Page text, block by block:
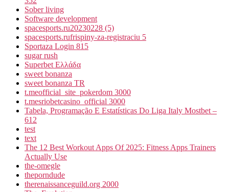
Sober living
Software development
spacesports.ru20230228 (5)
spacesports.rufrispiny-za-registraciu 5
Sportaza Login 815
sugar rush
Superbet Ελλάδα
sweet bonanza
sweet bonanza TR
t.meofficial_site_pokerdom 3000
t.mesriobetcasino_official 3000
Tabela, Programação E Estatísticas Do Liga Italy Mostbet –
612
test
text
The 12 Best Workout Apps Of 2025: Fitness Apps Trainers
Actually Use
the-omegle
theporndude
therenaissanceguild.org 2000